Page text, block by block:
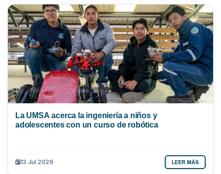
La UMSA acerca la ingeniería a niños y
adolescentes con un curso de robótica
13 Jul 2026 LEER MÁS